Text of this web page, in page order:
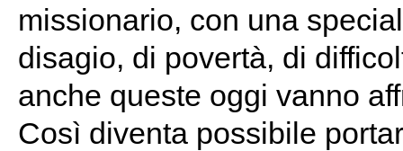
missionario, con una
disagio, di povertà, di
anche queste oggi vanno
Così diventa possibile